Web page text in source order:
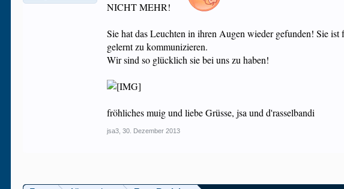
NICHT MEHR!
Sie hat das Leuchten in ihren Augen wieder gefunden! Sie
gelernt zu kommunizieren.
Wir sind so glücklich sie bei uns zu haben!
fröhliches muig und liebe Grüsse, jsa und d'rasselbandi
jsa3 30. Dezember 2013